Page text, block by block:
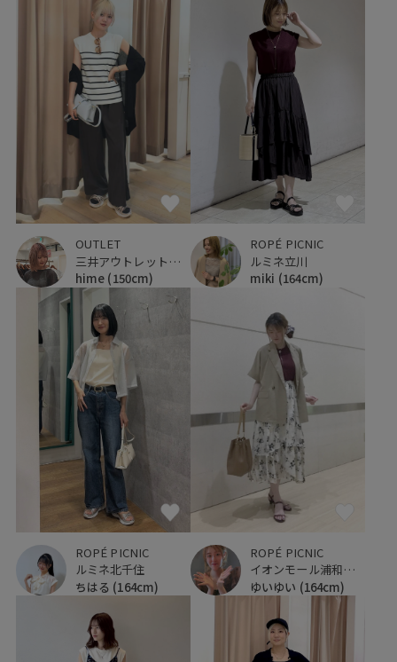
OUTLET
三井アウトレットパーク 仙台港
hime (150cm)
ROPÉ PICNIC
ルミネ立川
miki (164cm)
ROPÉ PICNIC
ルミネ北千住
ちはる (164cm)
ROPÉ PICNIC
イオンモール浦和美園
ゆいゆい (164cm)